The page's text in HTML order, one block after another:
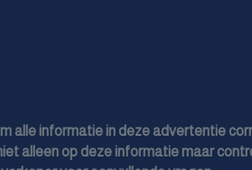
alle informatie in deze advertentie
alleen op deze informatie maar